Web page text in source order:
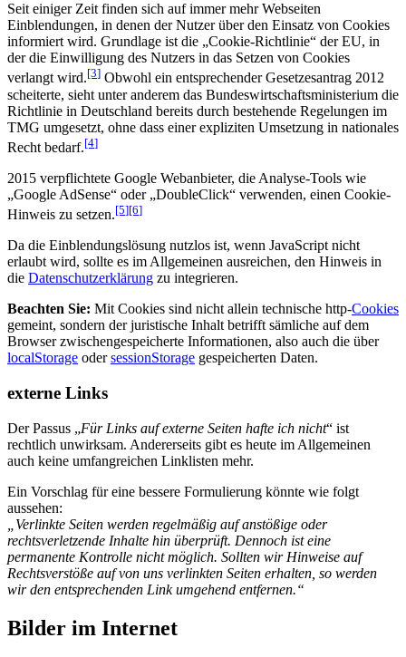
Seit einiger Zeit finden sich auf immer mehr Webseiten
Einblendungen, in denen der Nutzer über den Einsatz von Cookies
informiert wird. Grundlage ist die „Cookie-Richtlinie“ der EU, in
der die Einwilligung des Nutzers in das Setzen von Cookies
verlangt wird.[3] Obwohl ein entsprechender Gesetzesantrag 2012
scheiterte, sieht unter anderem das Bundeswirtschaftsministerium die
Richtlinie in Deutschland bereits durch bestehende Regelungen im
TMG umgesetzt, ohne dass einer expliziten Umsetzung in nationales
Recht bedarf.[4]
2015 verpflichtete Google Webanbieter, die Analyse-Tools wie
„Google AdSense“ oder „DoubleClick“ verwenden, einen Cookie-
Hinweis zu setzen.[5][6]
Da die Einblendungslösung nutzlos ist, wenn JavaScript nicht
erlaubt wird, sollte es im Allgemeinen ausreichen, den Hinweis in
die Datenschutzerklärung zu integrieren.
Beachten Sie: Mit Cookies sind nicht allein technische http-Cookies
gemeint, sondern der juristische Inhalt betrifft sämliche auf dem
Browser zwischengespeicherte Informationen, also auch die über
localStorage odersessionStorage gespeicherten Daten.
externe Links
Der Passus „Für Links auf externe Seiten hafte ich nicht“ ist
rechtlich unwirksam. Andererseits gibt es heute im Allgemeinen
auch keine umfangreichen Linklisten mehr.
Ein Vorschlag für eine bessere Formulierung könnte wie folgt
aussehen:
„Verlinkte Seiten werden regelmäßig auf anstößige oder
rechtsverletzende Inhalte hin überprüft. Dennoch ist eine
permanente Kontrolle nicht möglich. Sollten wir Hinweise auf
Rechtsverstöße auf von uns verlinkten Seiten erhalten, so werden
wir den entsprechenden Link umgehend entfernen.“
Bilder im Internet